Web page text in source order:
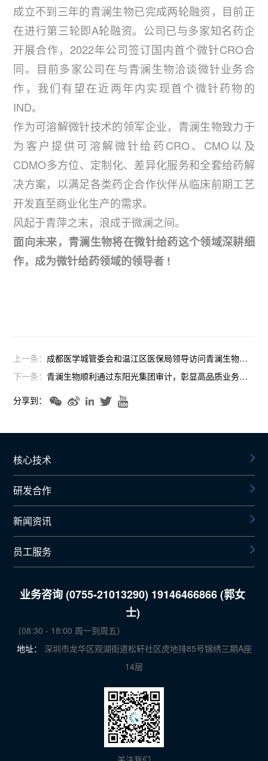
成立不到三年的青澜生物已完成两轮融资，目前正
在进行第三轮即A轮融资。公司已与多家知名药企
开展合作，2022年公司签订国内首个微针CRO合
同。目前多家公司在与青澜生物洽谈微针业务合
作，我们有望在近两年内实现首个微针药物的
IND。
作为可溶解微针技术的领军企业，青澜生物致力于
为客户提供可溶解微针给药CRO、CMO以及
CDMO多方位、定制化、差异化服务和全套给药解
决方案，以满足各类药企合作伙伴从临床前期工艺
开发直至商业化生产的需求。
风起于青萍之末，浪成于微澜之间。
面向未来，青澜生物将在微针给药这个领域深耕细
作，成为微针给药领域的领导者 !
上一条： 成都医学城管委会和温江区医保局领导访问青澜生物，探讨深度合作前景
下一条：青澜生物顺利通过东阳光集团审计，彰显高品质业务水平
分享到：
核心技术
研发合作
新闻资讯
员工服务
业务咨询 (0755-21013290) 19146466866 (郭女
士)
（08:30 - 18:00 周一到周五）
地址：
深圳市龙华区观湖街道松轩社区虎地排85号锦绣三期A座
14层